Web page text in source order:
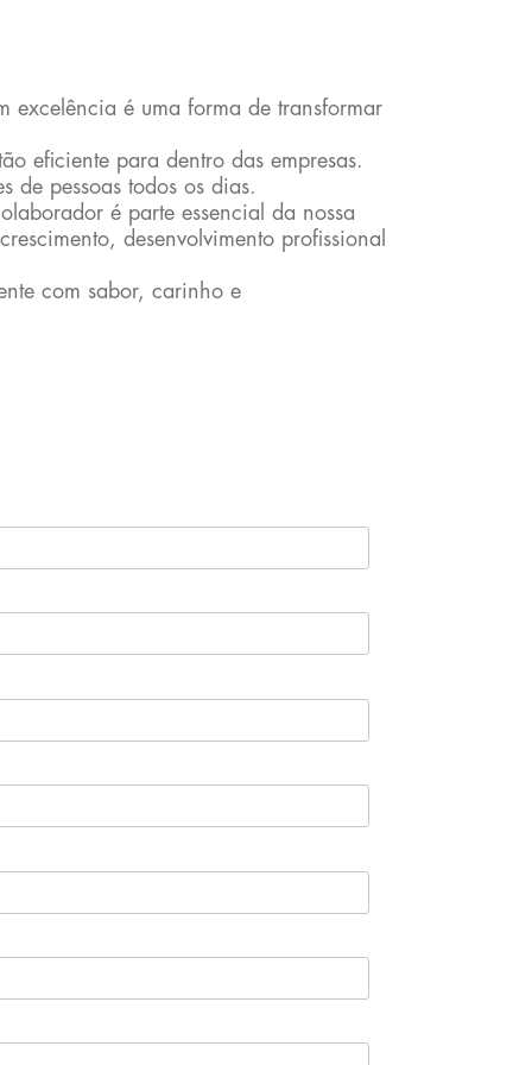
excelência é uma forma de transformar
eficiente para dentro das empresas.
de pessoas todos os dias.
é parte essencial da nossa
desenvolvimento profissional
com sabor, carinho e